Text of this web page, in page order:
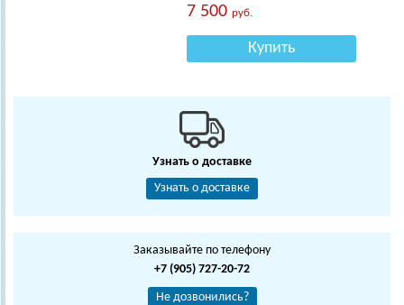
7 500 руб.
Купить
Узнать о доставке
Узнать о доставке
Заказывайте по телефону
+7 (905) 727-20-72
Не дозвонились?